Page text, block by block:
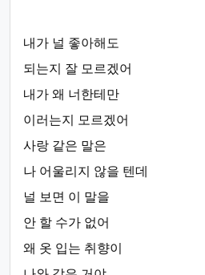
내가 널 좋아해도
되는지 잘 모르겠어
내가 왜 너한테만
이러는지 모르겠어
사랑 같은 말은
나 어울리지 않을 텐데
널 보면 이 말을
안 할 수가 없어
왜 옷 입는 취향이